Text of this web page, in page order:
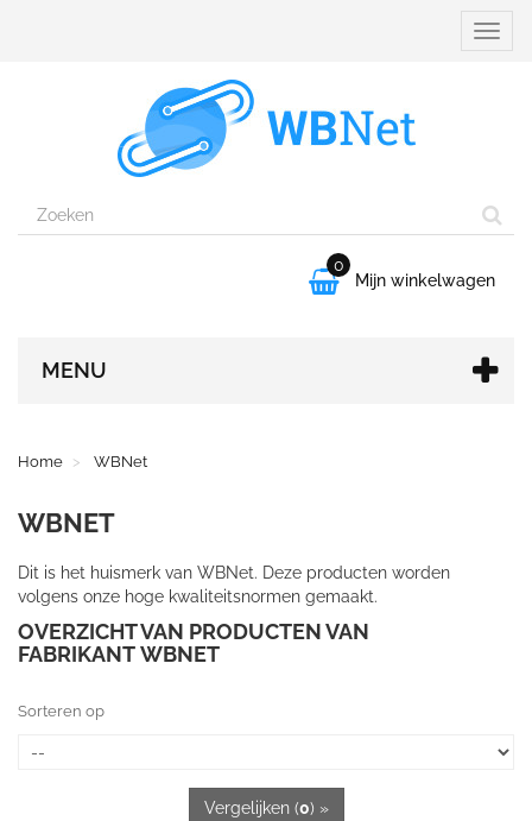

0
Mijn winkelwagen
MENU
Home WBNet
WBNET
Dit is het huismerk van WBNet. Deze producten worden
volgens onze hoge kwaliteitsnormen gemaakt.
OVERZICHT VAN PRODUCTEN VAN
FABRIKANT WBNET
Sorteren op
Vergelijken (0) »